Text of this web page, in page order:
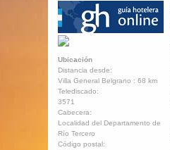
Ubicación
Distancia desde:
Villa General Belgrano : 68 km
Telediscado:
3571
Cabecera:
Localidad del Departamento de
Río Tercero
Código postal: